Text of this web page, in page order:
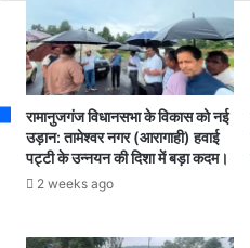
आ
रो
पी
मा
जा
लि
ती
प्र
रा
रामानुजगंज विधानसभा के विकास को नई
उड़ान: तामेश्वर नगर (आरागाही) हवाई
पट्टी के उन्नयन की दिशा में बड़ा कदम।
2 weeks ago